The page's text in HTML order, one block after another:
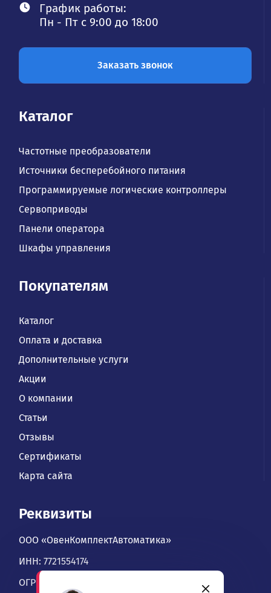
График работы:
Пн - Пт с 9:00 до 18:00
Заказать звонок
Каталог
Частотные преобразователи
Источники бесперебойного питания
Программируемые логические контроллеры
Сервоприводы
Панели оператора
Шкафы управления
Покупателям
Каталог
Оплата и доставка
Дополнительные услуги
Акции
О компании
Статьи
Отзывы
Сертификаты
Карта сайта
Реквизиты
ООО «ОвенКомплектАвтоматика»
ИНН: 7721554174
ОГРН: 1067746534900